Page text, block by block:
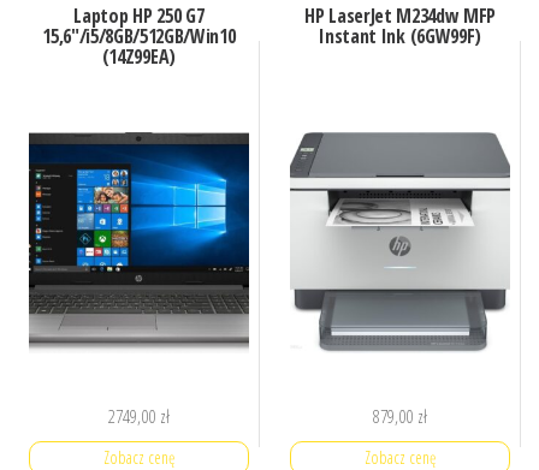
Laptop HP 250 G7
15,6″/i5/8GB/512GB/Win10
(14Z99EA)
2749,00 zł
Zobacz cenę
HP LaserJet M234dw MFP
Instant Ink (6GW99F)
879,00 zł
Zobacz cenę